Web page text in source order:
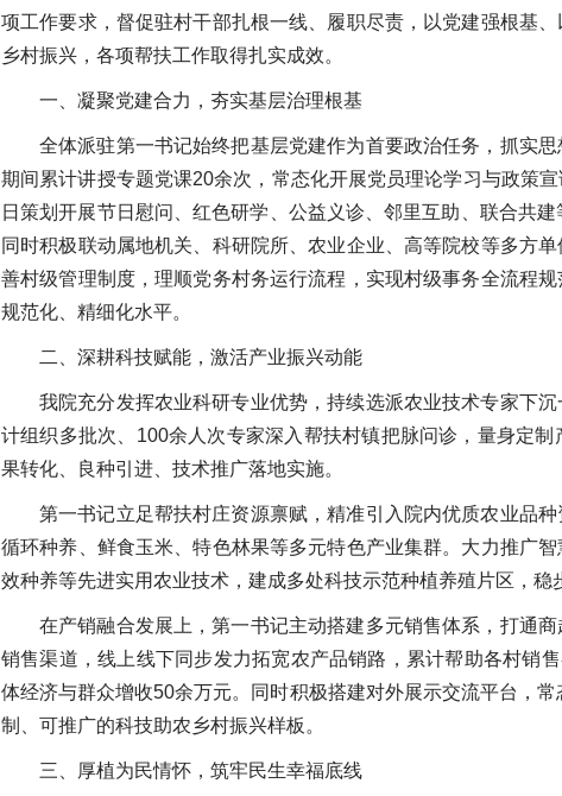
项工作要求，督促驻村干部扎根一线、履职尽责，以党建强根基
乡村振兴，各项帮扶工作取得扎实成效。
一、凝聚党建合力，夯实基层治理根基
全体派驻第一书记始终把基层党建作为首要政治任务，抓实
期间累计讲授专题党课20余次，常态化开展党员理论学习与政策
日策划开展节日慰问、红色研学、公益义诊、邻里互助、联合共
同时积极联动属地机关、科研院所、农业企业、高等院校等多方
善村级管理制度，理顺党务村务运行流程，实现村级事务全流程
规范化、精细化水平。
二、深耕科技赋能，激活产业振兴动能
我院充分发挥农业科研专业优势，持续选派农业技术专家下
计组织多批次、100余人次专家深入帮扶村镇把脉问诊，量身定
果转化、良种引进、技术推广落地实施。
第一书记立足帮扶村庄资源禀赋，精准引入院内优质农业品
循环种养、鲜食玉米、特色林果等多元特色产业集群。大力推广
效种养等先进实用农业技术，建成多处科技示范种植养殖片区，稳
在产销融合发展上，第一书记主动搭建多元销售体系，打通
销售渠道，线上线下同步发力拓宽农产品销路，累计帮助各村销
体经济与群众增收50余万元。同时积极搭建对外展示交流平台，
制、可推广的科技助农乡村振兴样板。
三、厚植为民情怀，筑牢民生幸福底线